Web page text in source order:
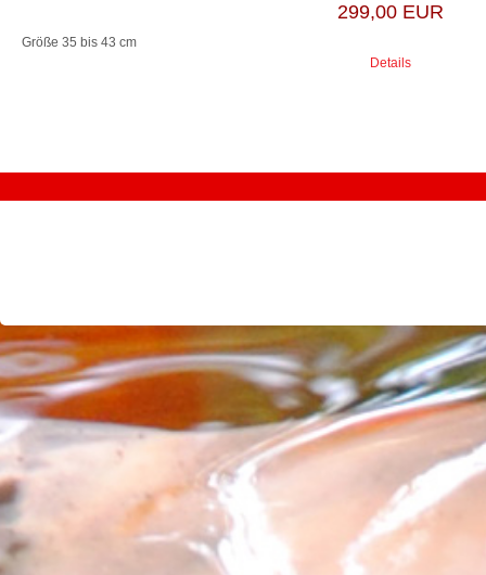
299,00 EUR
Größe 35 bis 43 cm
Details